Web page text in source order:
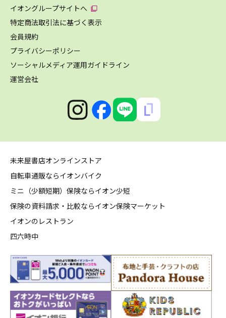
イオングループサイトへ
特定商法取引法に基づく表示
会員規約
プライバシーポリシー
ソーシャルメディア運用ガイドライン
運営会社
未来屋書店オンラインストア
自転車通販ならイオンバイク
ミニ（少額短期）保険ならイオン少短
保険の資料請求・比較ならイオン保険マーケット
イオンのレストラン
四六時中